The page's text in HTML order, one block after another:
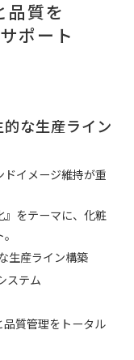
品質を
ポート
な生産ライン
イメージ維持が重
』をテーマに、化粧
生産ライン構築
ステム
品質管理をトータル